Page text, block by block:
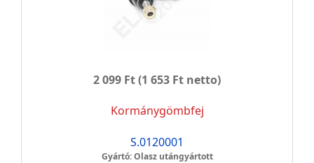
2 099 Ft(1 653 Ft netto)
Kormánygömbfej
S.0120001
Gyártó: Olasz utángyártott